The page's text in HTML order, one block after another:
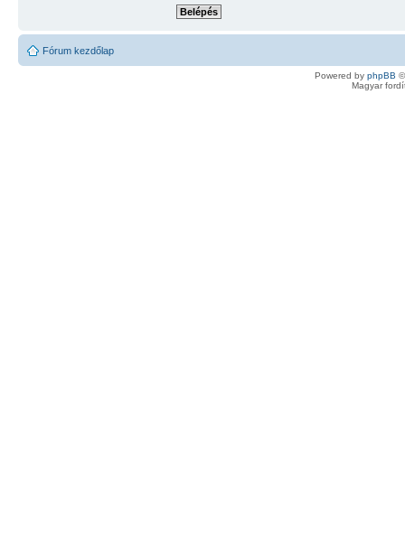
Fórum kezdőlap
Powered by phpBB
Magyar